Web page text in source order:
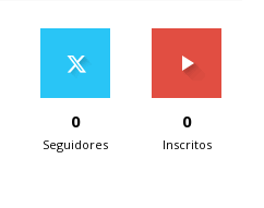
0
Seguidores
0
Inscritos